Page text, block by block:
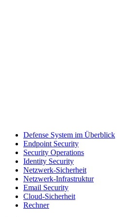
Defense System im Überblick
Endpoint Security
Security Operations
Identity Security
Netzwerk-Sicherheit
Netzwerk-Infrastruktur
Email Security
Cloud-Sicherheit
Rechner